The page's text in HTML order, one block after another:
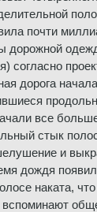
почти
дорожной
согласно
дорога
все
стык
и
дождя
наката,